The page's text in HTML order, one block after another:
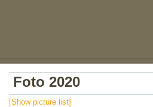
Foto 2020
[Show picture list]